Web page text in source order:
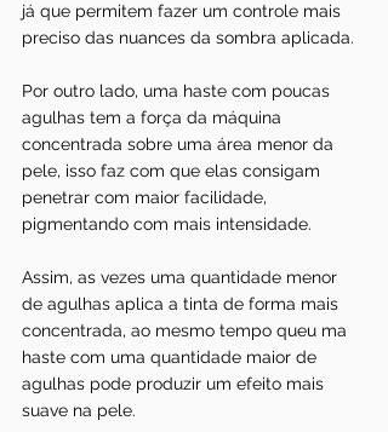
já que permitem fazer um controle mais
preciso das nuances da sombra aplicada.
Por outro lado, uma haste com poucas
agulhas tem a força da máquina
concentrada sobre uma área menor da
pele, isso faz com que elas consigam
penetrar com maior facilidade,
pigmentando com mais intensidade.
Assim, as vezes uma quantidade menor
de agulhas aplica a tinta de forma mais
concentrada, ao mesmo tempo queu ma
haste com uma quantidade maior de
agulhas pode produzir um efeito mais
suave na pele.